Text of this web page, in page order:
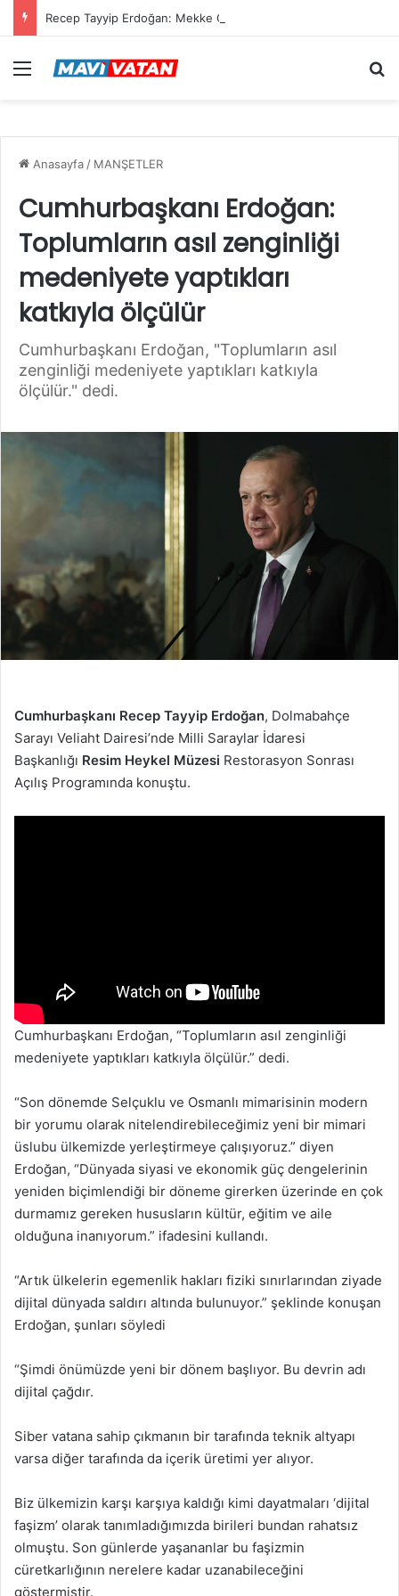
Menü
Anasayfa / MANŞETLER
Cumhurbaşkanı Erdoğan:
Toplumların asıl zenginliği
medeniyete yaptıkları
katkıyla ölçülür
Cumhurbaşkanı Erdoğan, "Toplumların asıl
zenginliği medeniyete yaptıkları katkıyla
ölçülür." dedi.
Cumhurbaşkanı Recep Tayyip Erdoğan, Dolmabahçe
Sarayı Veliaht Dairesi’nde Milli Saraylar İdaresi
Başkanlığı Resim Heykel Müzesi Restorasyon Sonrası
Açılış Programında konuştu.
Cumhurbaşkanı Erdoğan, “Toplumların asıl zenginliği
medeniyete yaptıkları katkıyla ölçülür.” dedi.
“Son dönemde Selçuklu ve Osmanlı mimarisinin modern
bir yorumu olarak nitelendirebileceğimiz yeni bir mimari
üslubu ülkemizde yerleştirmeye çalışıyoruz.” diyen
Erdoğan, “Dünyada siyasi ve ekonomik güç dengelerinin
yeniden biçimlendiği bir döneme girerken üzerinde en çok
durmamız gereken hususların kültür, eğitim ve aile
olduğuna inanıyorum.” ifadesini kullandı.
“Artık ülkelerin egemenlik hakları fiziki sınırlarından ziyade
dijital dünyada saldırı altında bulunuyor.” şeklinde konuşan
Erdoğan, şunları söyledi
“Şimdi önümüzde yeni bir dönem başlıyor. Bu devrin adı
dijital çağdır.
Siber vatana sahip çıkmanın bir tarafında teknik altyapı
varsa diğer tarafında da içerik üretimi yer alıyor.
Biz ülkemizin karşı karşıya kaldığı kimi dayatmaları ‘dijital
faşizm’ olarak tanımladığımızda birileri bundan rahatsız
olmuştu. Son günlerde yaşananlar bu faşizmin
cüretkarlığının nerelere kadar uzanabileceğini
göstermiştir.